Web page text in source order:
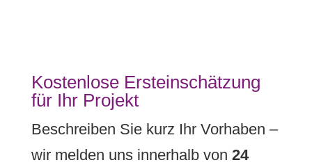
Kostenlose Ersteinschätzung
für Ihr Projekt
Beschreiben Sie kurz Ihr Vorhaben –
wir melden uns innerhalb von 24